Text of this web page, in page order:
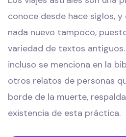
conoce desde hace siglos,
nada nuevo tampoco,
variedad de textos
incluso se menciona en la
otros relatos de personas
borde de la muerte,
existencia de esta práctica.